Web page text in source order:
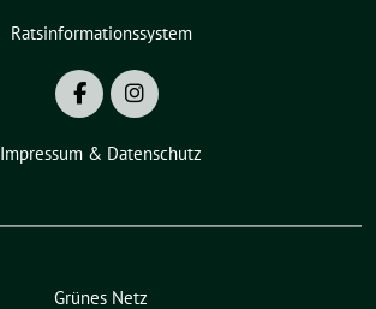
Ratsinformationssystem
Impressum & Datenschutz
Grünes Netz